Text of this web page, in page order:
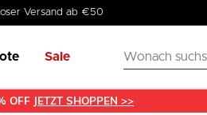
Lieferzeit
Sale
OFF JETZT SHOPPEN >>